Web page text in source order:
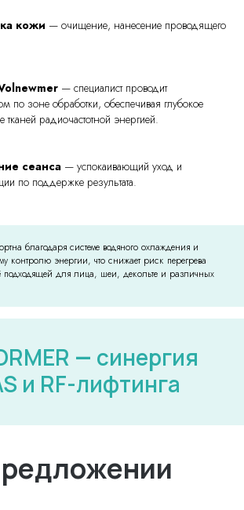
кожи — очищение, нанесение проводящего
— специалист проводит
по зоне обработки, обеспечивая глубокое
тканей радиочастотной энергией.
сеанса — успокаивающий уход и
по поддержке результата.
благодаря системе водяного охлаждения и
контролю энергии, что снижает риск перегрева
подходящей для лица, шеи, декольте и различных
— синергия
и RF-лифтинга